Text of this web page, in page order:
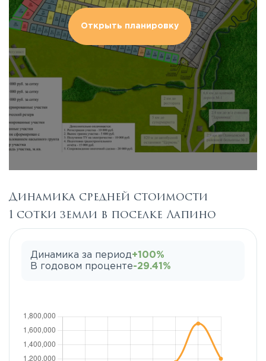
Открыть планировку
Динамика средней стоимости
1 сотки земли в поселке Лапино
Динамика за период+100%
В годовом проценте-29.41%